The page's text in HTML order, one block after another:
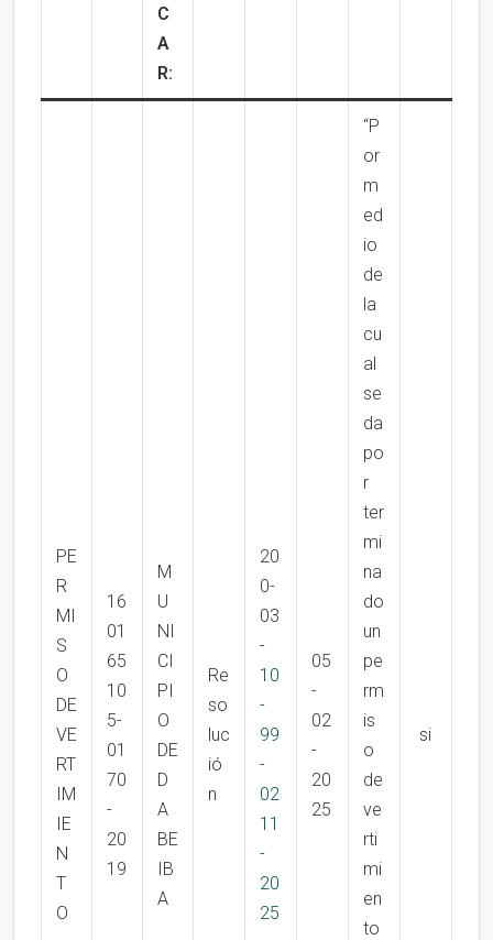
C
A
R:
PE
R
MI
S
O
DE
VE
RT
IM
IE
N
T
O
16
01
65
10
5-
01
70
-
20
19
M
U
NI
CI
PI
O
DE
D
A
BE
IB
A
Re
so
luc
ió
n
20
0-
03
-
10
-
99
-
02
11
-
20
25
05
-
02
-
20
25
“P
or
m
ed
io
de
la
cu
al
se
da
po
r
ter
mi
na
do
un
pe
rm
is
o
de
ve
rti
mi
en
to
si